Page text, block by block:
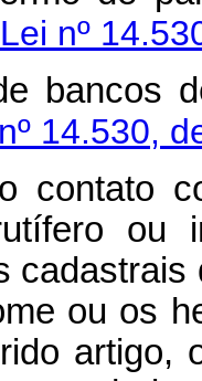
nº
bancos
14.530,
contato
ou
ou os
artigo,